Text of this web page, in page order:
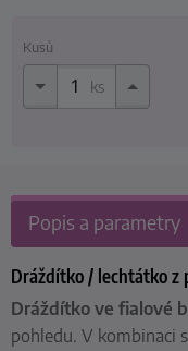
Kusů
ks
Popis a parametry
Dráždítko / lechtátko z
Dráždítko ve fialové
pohledu. V kombinaci